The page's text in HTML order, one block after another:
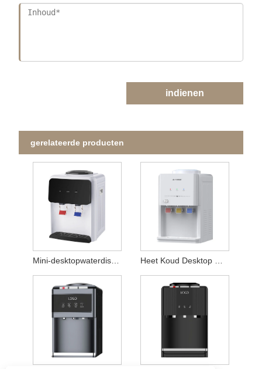
indienen
gerelateerde producten
Mini-desktopwaterdispenser Heet Koud Desktop Waterdispenser